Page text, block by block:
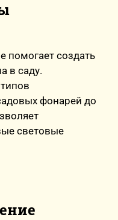
помогает создать
в саду.
фонарей до
световые